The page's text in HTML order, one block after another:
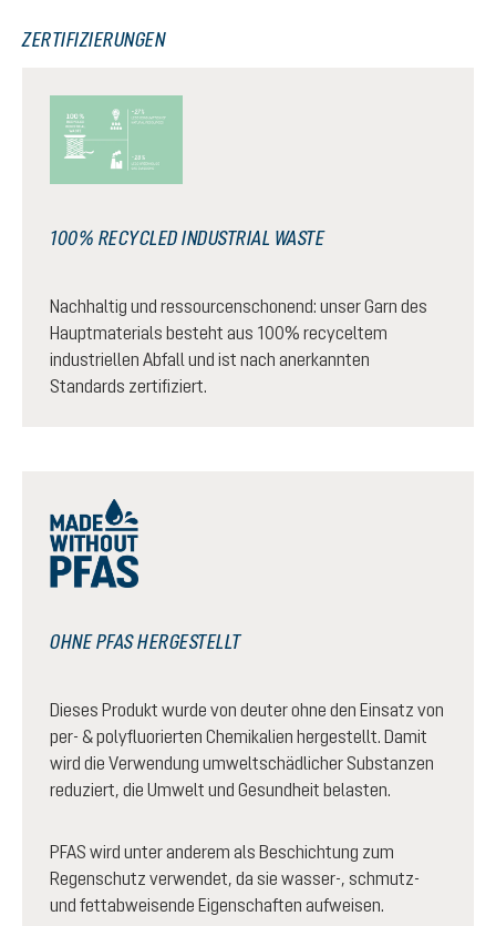
ZERTIFIZIERUNGEN
100% RECYCLED INDUSTRIAL WASTE
Nachhaltig und ressourcenschonend: unser Garn des
Hauptmaterials besteht aus 100% recyceltem
industriellen Abfall und ist nach anerkannten
Standards zertifiziert.
OHNE PFAS HERGESTELLT
Dieses Produkt wurde von deuter ohne den Einsatz von
per- & polyfluorierten Chemikalien hergestellt. Damit
wird die Verwendung umweltschädlicher Substanzen
reduziert, die Umwelt und Gesundheit belasten.
PFAS wird unter anderem als Beschichtung zum
Regenschutz verwendet, da sie wasser-, schmutz-
und fettabweisende Eigenschaften aufweisen.